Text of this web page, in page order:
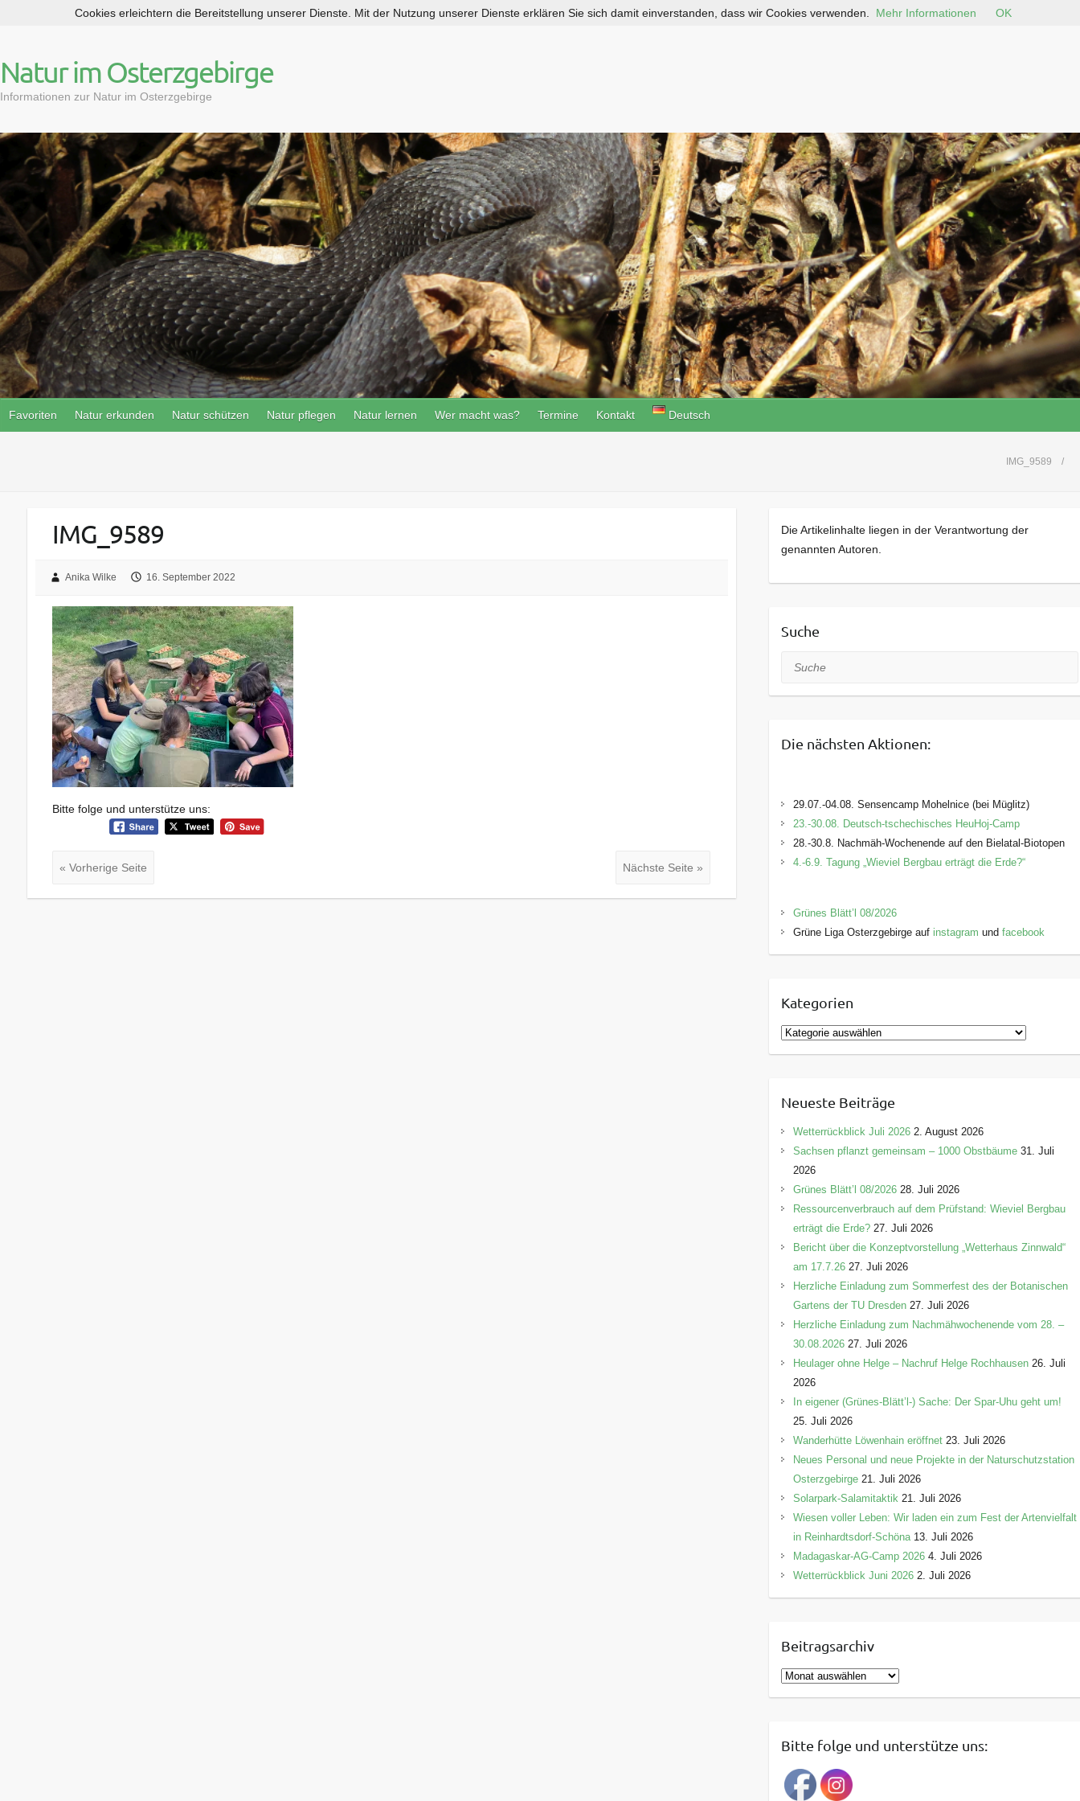
p
t
c
e
n
t
Natur im Osterzgebirge
Informationen zur Natur im Osterzgebirge
Favoriten Natur erkunden Natur schützen Natur pflegen Natur lernen Wer macht was? Termine Kontakt Deutsch
IMG_9589
IMG_9589
Anika Wilke 16. September 2022
Bitte folge und unterstütze uns:
« Vorherige Seite Nächste Seite »
Die Artikelinhalte liegen in der Verantwortung der
genannten Autoren.
Suche
Suche
Die nächsten Aktionen:
29.07.-04.08. Sensencamp Mohelnice (bei Müglitz)
23.-30.08. Deutsch-tschechisches HeuHoj-Camp
28.-30.8. Nachmäh-Wochenende auf den Bielatal-Biotopen
4.-6.9. Tagung „Wieviel Bergbau erträgt die Erde?“
Grünes Blätt’l 08/2026
Grüne Liga Osterzgebirge auf instagram und facebook
Kategorien
K
a
g
o
r
e
n
Neueste Beiträge
Wetterrückblick Juli 2026 2. August 2026
Sachsen pflanzt gemeinsam – 1000 Obstbäume 31. Juli
2026
Grünes Blätt’l 08/2026 28. Juli 2026
Ressourcenverbrauch auf dem Prüfstand: Wieviel Bergbau
erträgt die Erde? 27. Juli 2026
Bericht über die Konzeptvorstellung „Wetterhaus Zinnwald“
am 17.7.26 27. Juli 2026
Herzliche Einladung zum Sommerfest des der Botanischen
Gartens der TU Dresden 27. Juli 2026
Herzliche Einladung zum Nachmähwochenende vom 28. –
30.08.2026 27. Juli 2026
Heulager ohne Helge – Nachruf Helge Rochhausen 26. Juli
2026
In eigener (Grünes-Blätt’l-) Sache: Der Spar-Uhu geht um!
25. Juli 2026
Wanderhütte Löwenhain eröffnet 23. Juli 2026
Neues Personal und neue Projekte in der Naturschutzstation
Osterzgebirge 21. Juli 2026
Solarpark-Salamitaktik 21. Juli 2026
Wiesen voller Leben: Wir laden ein zum Fest der Artenvielfalt
in Reinhardtsdorf-Schöna 13. Juli 2026
Madagaskar-AG-Camp 2026 4. Juli 2026
Wetterrückblick Juni 2026 2. Juli 2026
Beitragsarchiv
B
e
r
g
Bitte folge und unterstütze uns:
Cookies erleichtern die Bereitstellung unserer Dienste. Mit der Nutzung unserer Dienste erklären Sie sich damit einverstanden, dass wir Cookies verwenden. Mehr Informationen OK